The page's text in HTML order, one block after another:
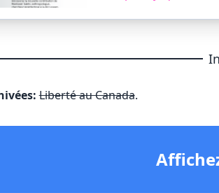
Liberté au Canada.